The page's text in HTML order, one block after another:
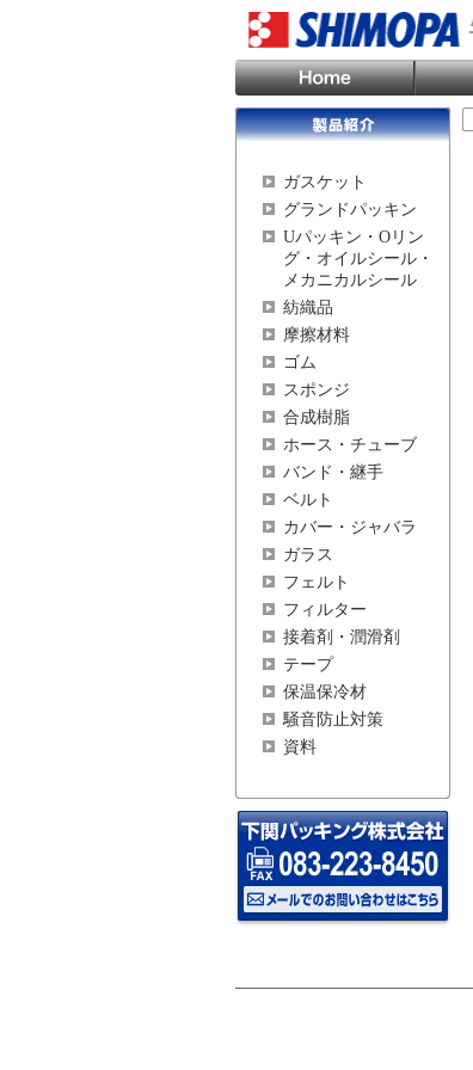
ガスケット
グランドパッキン
Uパッキン・Oリン
グ・オイルシール・
メカニカルシール
紡織品
摩擦材料
ゴム
スポンジ
合成樹脂
ホース・チューブ
バンド・継手
ベルト
カバー・ジャバラ
ガラス
フェルト
フィルター
接着剤・潤滑剤
テープ
保温保冷材
騒音防止対策
資料